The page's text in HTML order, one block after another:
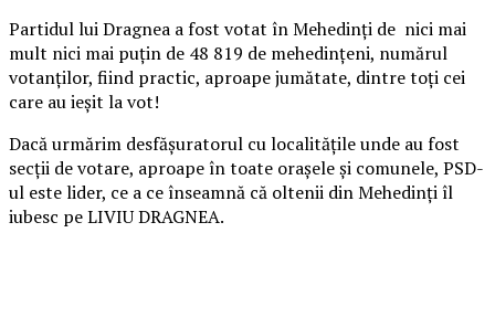
Partidul lui Dragnea a fost votat în Mehedinți de nici mai
mult nici mai puțin de 48 819 de mehedinţeni, numărul
votanților, fiind practic, aproape jumătate, dintre toți cei
care au ieșit la vot!
Dacă urmărim desfășuratorul cu localitățile unde au fost
secții de votare, aproape în toate orașele și comunele, PSD-
ul este lider, ce a ce înseamnă că oltenii din Mehedinți îl
iubesc pe LIVIU DRAGNEA.